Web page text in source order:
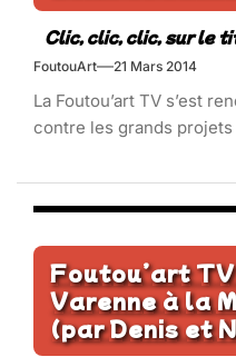
FoutouArt 21 Mars 2014
La Foutou’art TV s’est
contre les grands
Foutou’art
Varenne à la
(par Denis et